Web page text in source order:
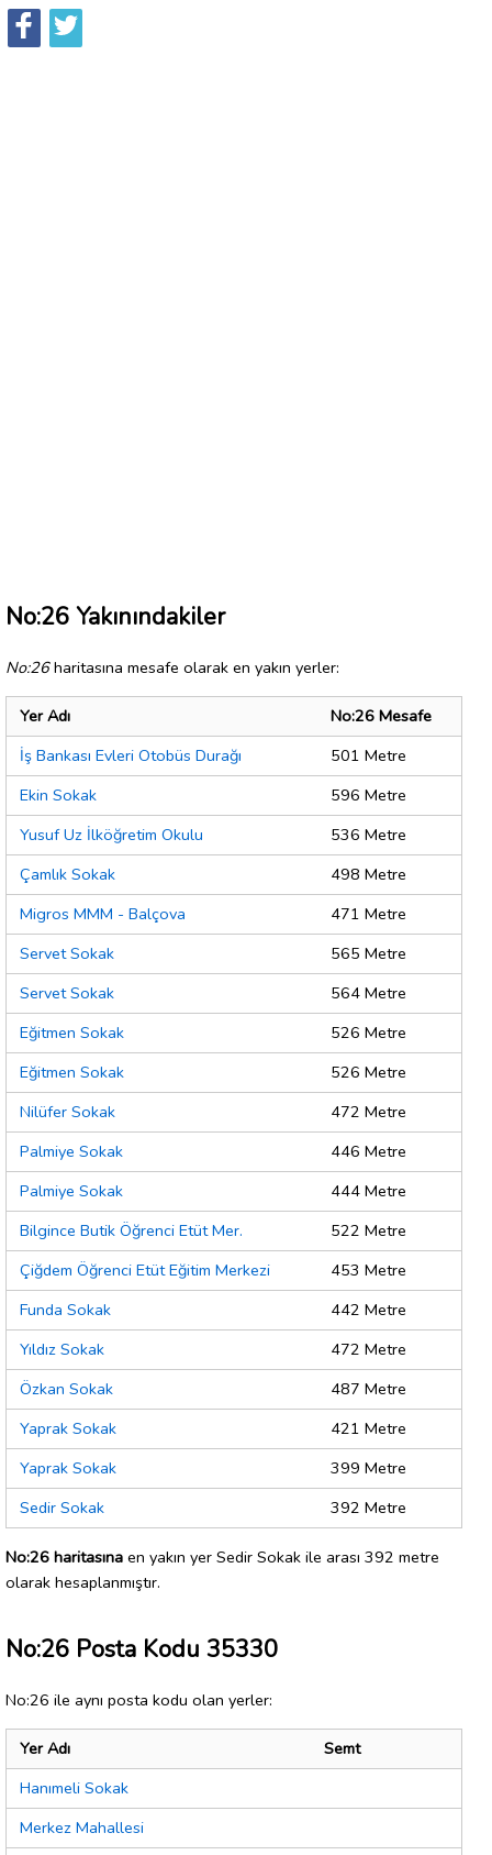
No:26 Yakınındakiler
No:26haritasına mesafe olarak en yakın yerler:
Yer Adı
No:26 Mesafe
İş Bankası Evleri Otobüs Durağı
501 Metre
Ekin Sokak
596 Metre
Yusuf Uz İlköğretim Okulu
536 Metre
Çamlık Sokak
498 Metre
Migros MMM - Balçova
471 Metre
Servet Sokak
565 Metre
Servet Sokak
564 Metre
Eğitmen Sokak
526 Metre
Eğitmen Sokak
526 Metre
Nilüfer Sokak
472 Metre
Palmiye Sokak
446 Metre
Palmiye Sokak
444 Metre
Bilgince Butik Öğrenci Etüt Mer.
522 Metre
Çiğdem Öğrenci Etüt Eğitim Merkezi
453 Metre
Funda Sokak
442 Metre
Yıldız Sokak
472 Metre
Özkan Sokak
487 Metre
Yaprak Sokak
421 Metre
Yaprak Sokak
399 Metre
Sedir Sokak
392 Metre
No:26 haritasına en yakın yer Sedir Sokak ile arası 392 metre
olarak hesaplanmıştır.
No:26 Posta Kodu 35330
No:26 ile aynı posta kodu olan yerler:
Yer Adı
Semt
Hanımeli Sokak
Merkez Mahallesi